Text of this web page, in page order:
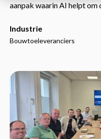
aanpak waarin AI helpt om
Industrie
Bouwtoeleveranciers